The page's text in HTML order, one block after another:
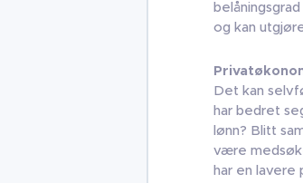
og kan
Det kan
har bedret
lønn? Blitt
være
har en lavere